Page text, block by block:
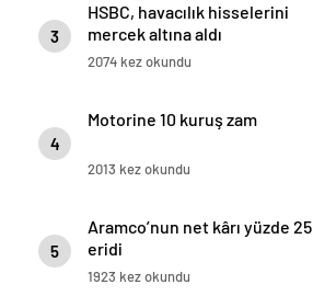
3
HSBC, havacılık hisselerini
mercek altına aldı
2074 kez okundu
4
Motorine 10 kuruş zam
2013 kez okundu
5
Aramco’nun net kârı yüzde 25
eridi
1923 kez okundu